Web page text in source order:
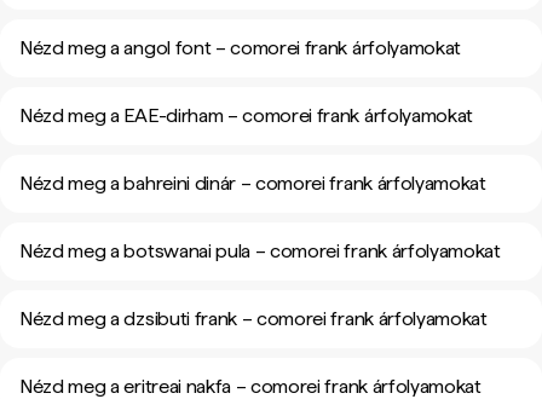
Nézd meg a angol font – comorei frank árfolyamokat
Nézd meg a EAE-dirham – comorei frank árfolyamokat
Nézd meg a bahreini dinár – comorei frank árfolyamokat
Nézd meg a botswanai pula – comorei frank árfolyamokat
Nézd meg a dzsibuti frank – comorei frank árfolyamokat
Nézd meg a eritreai nakfa – comorei frank árfolyamokat